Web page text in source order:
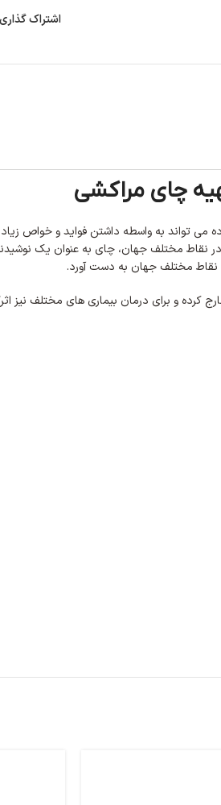
اشتراک
چای مراکشی
می‌ تواند به واسطه داشتن فواید و خواص
در نقاط مختلف جهان، چای به عنوان یک
نقاط مختلف جهان به دست آورد.
کرده و برای درمان بیماری‌ های مختلف نیز